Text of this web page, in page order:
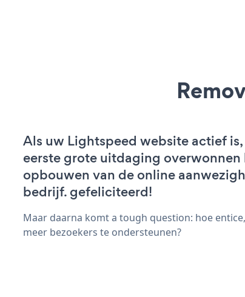
Als uw Lightspeed website actief
eerste grote uitdaging
opbouwen van de online
bedrijf. gefeliciteerd!
Maar daarna komt a tough question: hoe
meer bezoekers te ondersteunen?